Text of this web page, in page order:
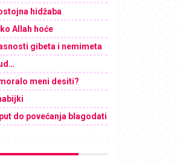
hidžaba
Allah hoće
gibeta i nemimeta
meni desiti?
do povećanja blagodati